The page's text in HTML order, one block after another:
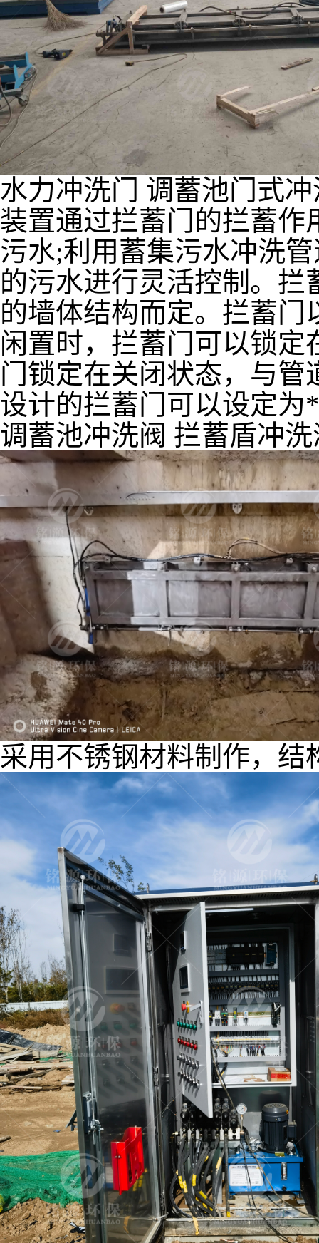
水力冲洗门 调蓄池门式
装置通过拦蓄门的拦蓄作
污水;利用蓄集污水冲洗
的污水进行灵活控制。
的墙体结构而定。拦蓄
闲置时，拦蓄门可以锁
门锁定在关闭状态，与
设计的拦蓄门可以设定
调蓄池冲洗阀 拦蓄盾冲
采用不锈钢材料制作，结